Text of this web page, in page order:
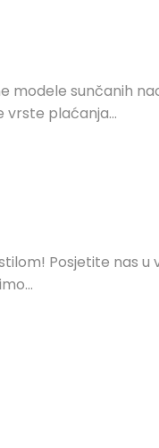
modele sunčanih
vrste plaćanja...
Posjetite nas u